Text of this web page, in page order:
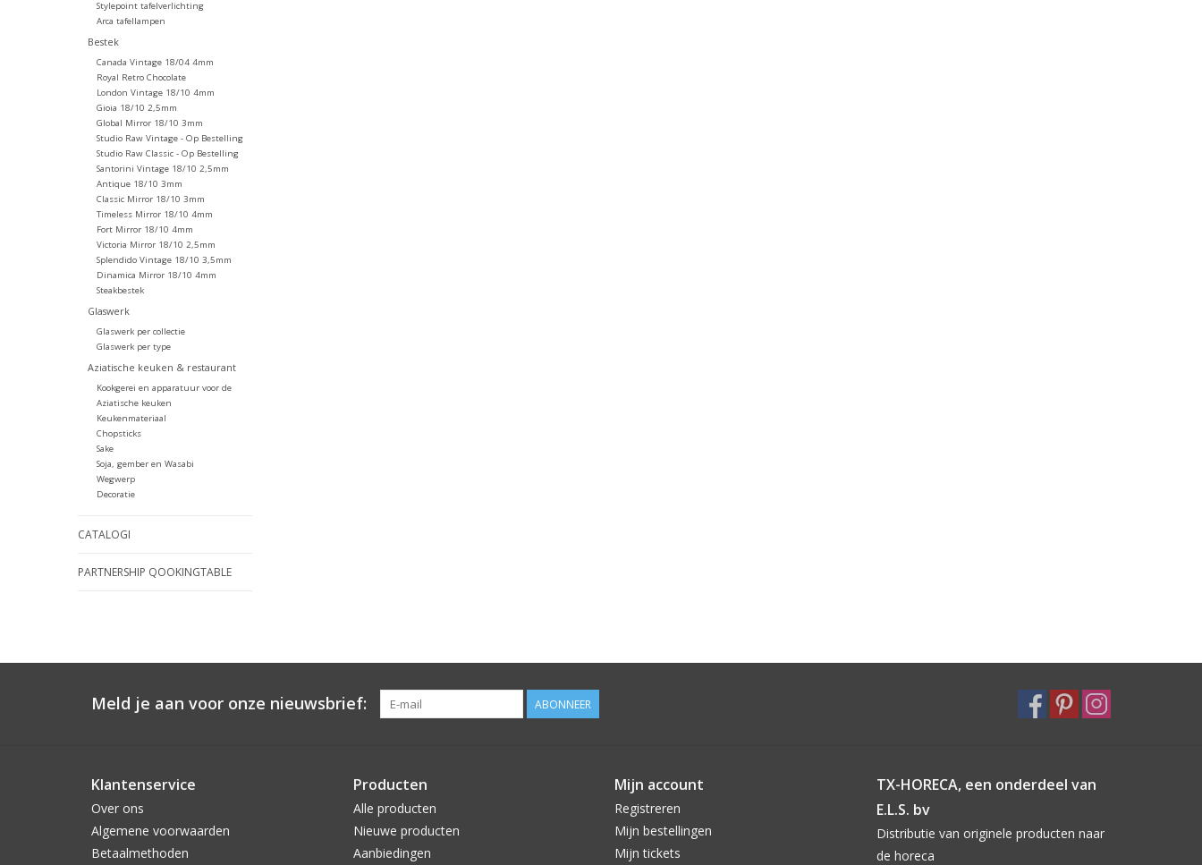
Stylepoint tafelverlichting
Arca tafellampen
Bestek
Canada Vintage 18/04 4mm
Royal Retro Chocolate
London Vintage 18/10 4mm
Gioia 18/10 2,5mm
Global Mirror 18/10 3mm
Studio Raw Vintage - Op Bestelling
Studio Raw Classic - Op Bestelling
Santorini Vintage 18/10 2,5mm
Antique 18/10 3mm
Classic Mirror 18/10 3mm
Timeless Mirror 18/10 4mm
Fort Mirror 18/10 4mm
Victoria Mirror 18/10 2,5mm
Splendido Vintage 18/10 3,5mm
Dinamica Mirror 18/10 4mm
Steakbestek
Glaswerk
Glaswerk per collectie
Glaswerk per type
Aziatische keuken & restaurant
Kookgerei en apparatuur voor de
Aziatische keuken
Keukenmateriaal
Chopsticks
Sake
Soja, gember en Wasabi
Wegwerp
Decoratie
CATALOGI
PARTNERSHIP QOOKINGTABLE
Meld je aan voor onze nieuwsbrief: ABONNEER
Klantenservice
Over ons
Algemene voorwaarden
Betaalmethoden
Producten
Alle producten
Nieuwe producten
Aanbiedingen
Mijn account
Registreren
Mijn bestellingen
Mijn tickets
TX-HORECA, een onderdeel van
E.L.S. bv
Distributie van originele producten naar
de horeca